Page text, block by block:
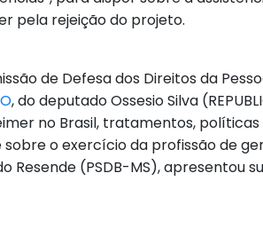
pela rejeição do projeto.
de Defesa dos Direitos da
, do deputado Ossesio Silva
no Brasil, tratamentos,
sobre o exercício da profissão de
Resende (PSDB-MS), apresentou